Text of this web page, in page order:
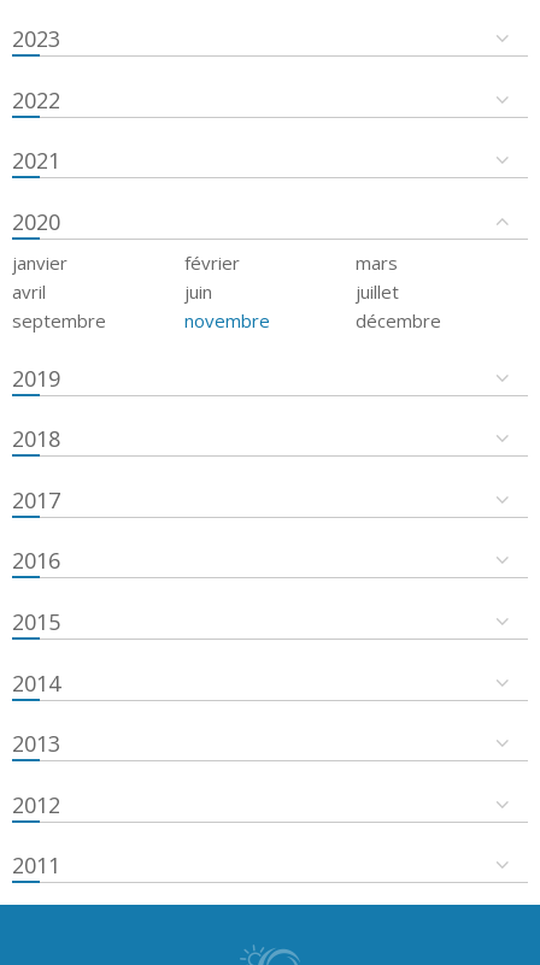
2023
2022
2021
2020
janvier février
mars
avril
juin
juillet
septembre
novembre décembre
2019
2018
2017
2016
2015
2014
2013
2012
2011